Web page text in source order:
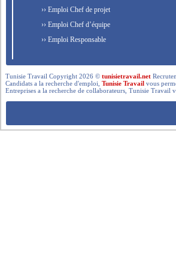
›› Emploi Chef de projet
›› Emploi Chef d’équipe
›› Emploi Responsable
Tunisie Travail Copyright 2026 ©tunisietravail.net
Candidats a la recherche d'emploi,Tunisie Travail vous
Entreprises a la recherche de collaborateurs, Tunisie